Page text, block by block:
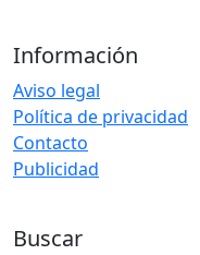
Información
Aviso legal
Política de privacidad
Contacto
Publicidad
Buscar